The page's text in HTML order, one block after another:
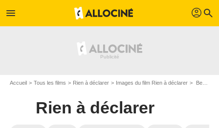
menu profil search
Accueil Tous les films Rien à déclarer Images du film Rien à déclarer Benoît Poelvoorde
Rien à déclarer